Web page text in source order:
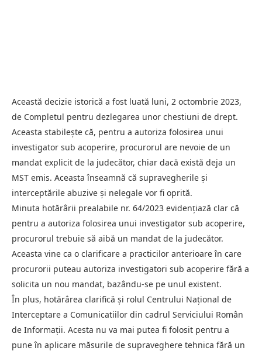
Această decizie istorică a fost luată luni, 2 octombrie 2023,
de Completul pentru dezlegarea unor chestiuni de drept.
Aceasta stabilește că, pentru a autoriza folosirea unui
investigator sub acoperire, procurorul are nevoie de un
mandat explicit de la judecător, chiar dacă există deja un
MST emis. Aceasta înseamnă că supravegherile și
interceptările abuzive și nelegale vor fi oprită.
Minuta hotărârii prealabile nr. 64/2023 evidențiază clar că
pentru a autoriza folosirea unui investigator sub acoperire,
procurorul trebuie să aibă un mandat de la judecător.
Aceasta vine ca o clarificare a practicilor anterioare în care
procurorii puteau autoriza investigatori sub acoperire fără a
solicita un nou mandat, bazându-se pe unul existent.
În plus, hotărârea clarifică și rolul Centrului Național de
Interceptare a Comunicatiilor din cadrul Serviciului Român
de Informații. Acesta nu va mai putea fi folosit pentru a
pune în aplicare măsurile de supraveghere tehnica fără un